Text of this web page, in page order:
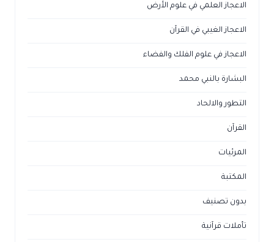
الاعجاز العلمي في علوم الأرض
الاعجاز الغيبي في القرآن
الاعجاز في علوم الفلك والفضاء
البشارة بالنبي محمد
التطور والالحاد
القرآن
المرئيات
المكتبة
بدون تصنيف
تأملات قرآنية